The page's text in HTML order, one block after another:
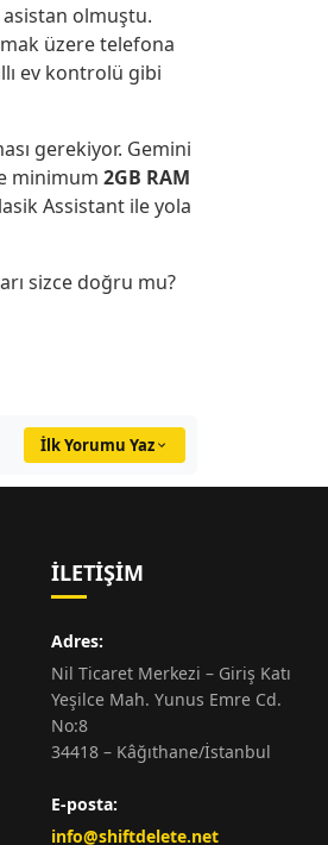
asistan olmuştu.
üzere telefona
ev kontrolü gibi
gerekiyor. Gemini
minimum 2GB RAM
Assistant ile yola
sizce doğru mu?
İlk Yorumu Yaz
İLETIŞIM
Adres:
Nil Ticaret Merkezi – Giriş Katı
Yeşilce Mah. Yunus Emre Cd.
No:8
34418 – Kâğıthane/İstanbul
E-posta:
info@shiftdelete.net